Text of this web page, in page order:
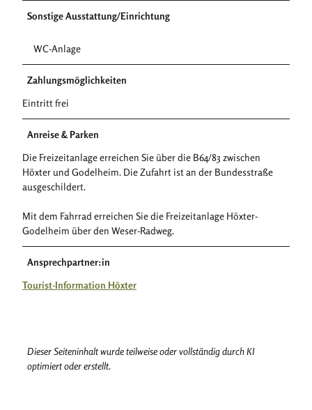
Sonstige Ausstattung/Einrichtung
WC-Anlage
Zahlungsmöglichkeiten
Eintritt frei
Anreise & Parken
Die Freizeitanlage erreichen Sie über die B64/83 zwischen
Höxter und Godelheim. Die Zufahrt ist an der Bundesstraße
ausgeschildert.
Mit dem Fahrrad erreichen Sie die Freizeitanlage Höxter-
Godelheim über den Weser-Radweg.
Ansprechpartner:in
Tourist-Information Höxter
Dieser Seiteninhalt wurde teilweise oder vollständig durch KI
optimiert oder erstellt.